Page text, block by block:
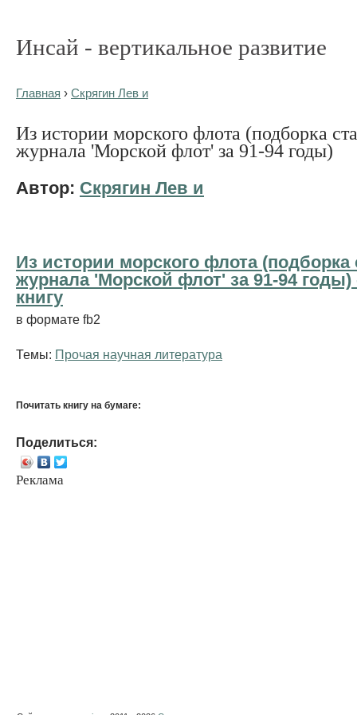
Инсай - вертикальное развитие
Главная › Скрягин Лев и
Из истории морского флота (подборка
журнала 'Морской флот' за 91-94 годы)
Автор: Скрягин Лев и
Из истории морского флота (подборка
журнала 'Морской флот' за 91-94 годы)
книгу
в формате fb2
Темы: Прочая научная литература
Почитать книгу на бумаге:
Поделиться:
Реклама